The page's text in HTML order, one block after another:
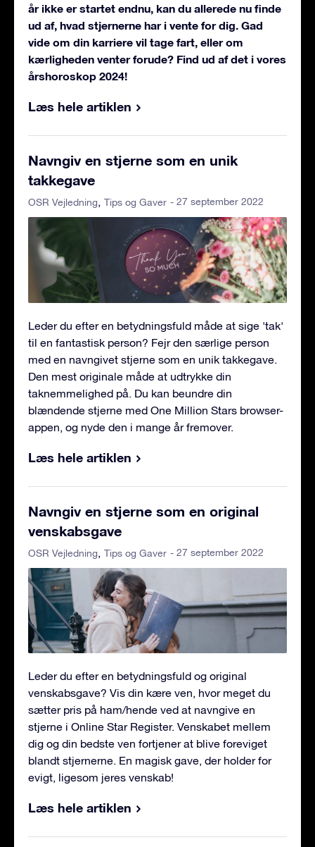
år ikke er startet endnu, kan du allerede nu finde
ud af, hvad stjernerne har i vente for dig. Gad
vide om din karriere vil tage fart, eller om
kærligheden venter forude? Find ud af det i vores
årshoroskop 2024!
Læs hele artiklen
Navngiv en stjerne som en unik
takkegave
OSR Vejledning Tips og Gaver - 27 september 2022
Leder du efter en betydningsfuld måde at sige 'tak'
til en fantastisk person? Fejr den særlige person
med en navngivet stjerne som en unik takkegave.
Den mest originale måde at udtrykke din
taknemmelighed på. Du kan beundre din
blændende stjerne med One Million Stars browser-
appen, og nyde den i mange år fremover.
Læs hele artiklen
Navngiv en stjerne som en original
venskabsgave
OSR Vejledning Tips og Gaver - 27 september 2022
Leder du efter en betydningsfuld og original
venskabsgave? Vis din kære ven, hvor meget du
sætter pris på ham/hende ved at navngive en
stjerne i Online Star Register. Venskabet mellem
dig og din bedste ven fortjener at blive foreviget
blandt stjernerne. En magisk gave, der holder for
evigt, ligesom jeres venskab!
Læs hele artiklen